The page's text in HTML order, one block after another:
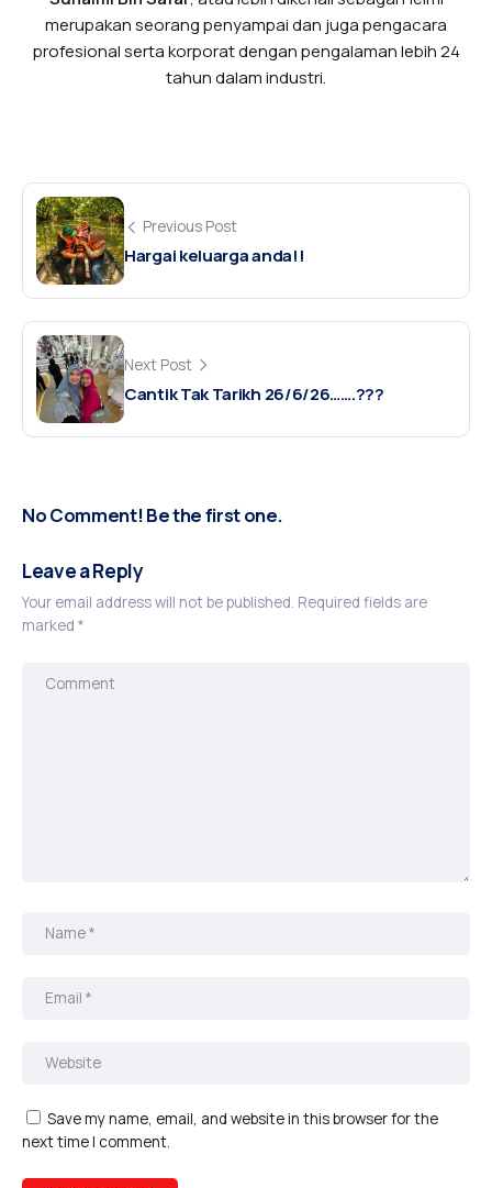
merupakan seorang penyampai dan juga pengacara
profesional serta korporat dengan pengalaman lebih 24
tahun dalam industri.
Previous Post
Hargai keluarga anda!!
Next Post
Cantik Tak Tarikh 26/6/26…….???
No Comment! Be the first one.
Leave a Reply
Your email address will not be published. Required fields are
marked *
Save my name, email, and website in this browser for the
next time I comment.